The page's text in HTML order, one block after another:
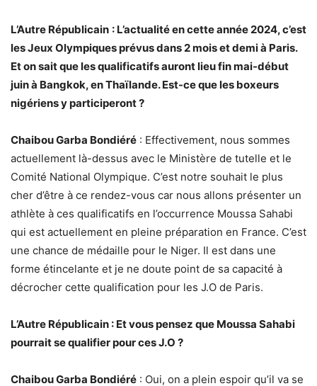
L’Autre Républicain : L’actualité en cette année 2024, c’est
les Jeux Olympiques prévus dans 2 mois et demi à Paris.
Et on sait que les qualificatifs auront lieu fin mai-début
juin à Bangkok, en Thaïlande. Est-ce que les boxeurs
nigériens y participeront ?
Chaibou Garba Bondiéré : Effectivement, nous sommes
actuellement là-dessus avec le Ministère de tutelle et le
Comité National Olympique. C’est notre souhait le plus
cher d’être à ce rendez-vous car nous allons présenter un
athlète à ces qualificatifs en l’occurrence Moussa Sahabi
qui est actuellement en pleine préparation en France. C’est
une chance de médaille pour le Niger. Il est dans une
forme étincelante et je ne doute point de sa capacité à
décrocher cette qualification pour les J.O de Paris.
L’Autre Républicain : Et vous pensez que Moussa Sahabi
pourrait se qualifier pour ces J.O ?
Chaibou Garba Bondiéré : Oui, on a plein espoir qu’il va se